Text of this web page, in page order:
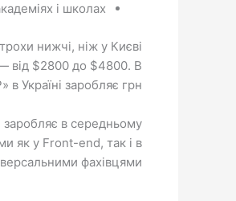
і школах.
нижчі, ніж у Києві
від $2800 до $4800. В
Україні заробляє грн.
заробляє в середньому
як у Front-end, так і в
фахівцями.